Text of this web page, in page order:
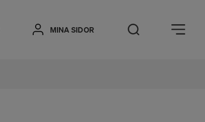
MINA SIDOR Öppna sök
Öppna meny